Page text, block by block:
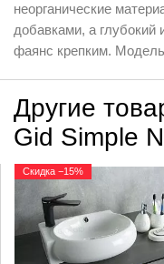
неорганические
добавками, а
фаянс крепким.
Другие
Gid Simple N
Скидка −15%